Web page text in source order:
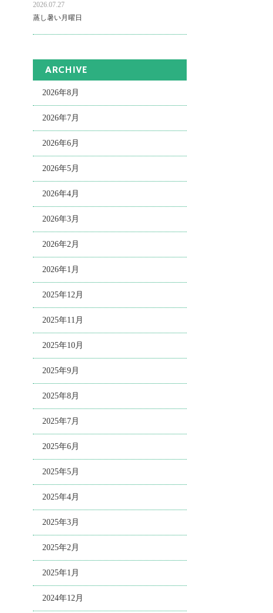
2026.07.27
蒸し暑い月曜日
ARCHIVE
2026年8月
2026年7月
2026年6月
2026年5月
2026年4月
2026年3月
2026年2月
2026年1月
2025年12月
2025年11月
2025年10月
2025年9月
2025年8月
2025年7月
2025年6月
2025年5月
2025年4月
2025年3月
2025年2月
2025年1月
2024年12月